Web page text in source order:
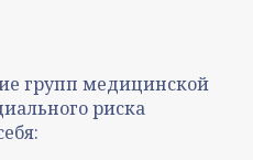
групп медицинской
риска